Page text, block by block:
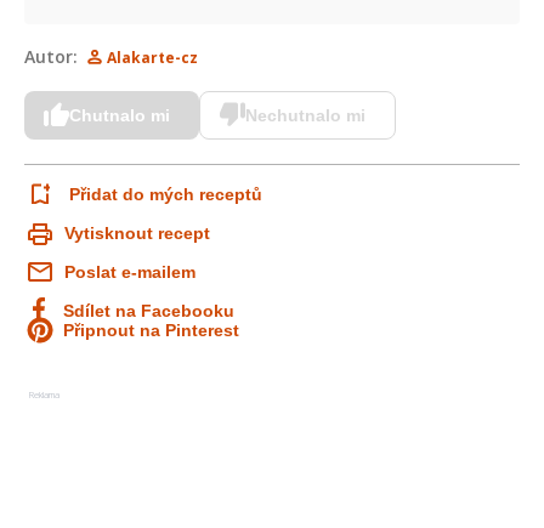
Autor: Alakarte-cz
Chutnalo mi Nechutnalo mi
Přidat do mých receptů
Vytisknout recept
Poslat e-mailem
Sdílet na Facebooku
Připnout na Pinterest
Reklama